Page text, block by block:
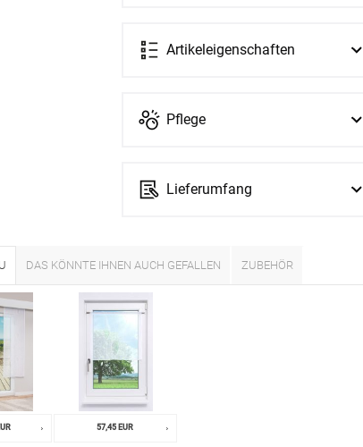
Artikeleigenschaften
Pflege
Lieferumfang
DAS KÖNNTE IHNEN AUCH GEFALLEN ZUBEHÖR
57,45 EUR